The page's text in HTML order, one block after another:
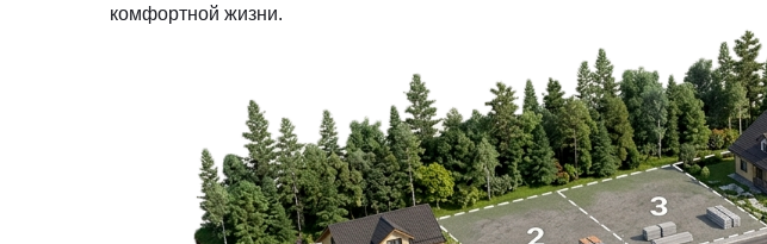
комфортной жизни.